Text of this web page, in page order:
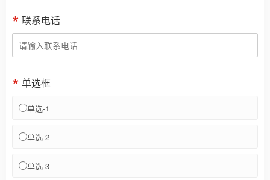
联系电话
单选框
单选-1
单选-2
单选-3